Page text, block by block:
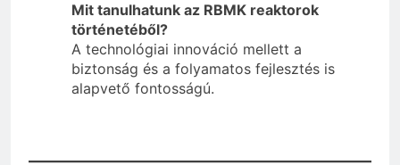
Mit tanulhatunk az RBMK reaktorok
történetéből?
A technológiai innováció mellett a
biztonság és a folyamatos fejlesztés is
alapvető fontosságú.